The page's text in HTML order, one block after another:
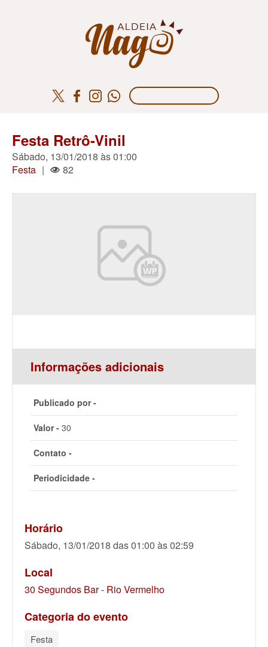
Festa Retrô-Vinil
Sábado, 13/01/2018 às 01:00
Festa | 82
Informações adicionais
Publicado por -
Valor - 30
Contato -
Periodicidade -
Horário
Sábado, 13/01/2018 das 01:00 às 02:59
Local
30 Segundos Bar - Rio Vermelho
Categoria do evento
Festa